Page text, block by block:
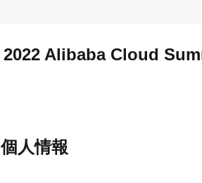
2022 Alibaba Cloud
個人情報